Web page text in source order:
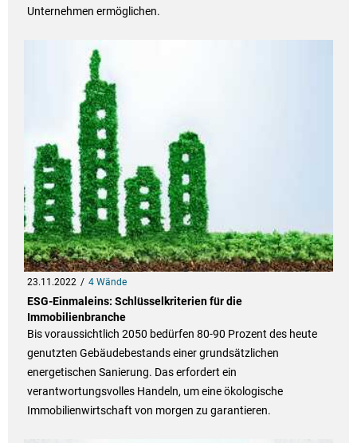
Unternehmen ermöglichen.
23.11.2022 4 Wände
ESG-Einmaleins: Schlüsselkriterien für die
Immobilienbranche
Bis voraussichtlich 2050 bedürfen 80-90 Prozent des heute
genutzten Gebäudebestands einer grundsätzlichen
energetischen Sanierung. Das erfordert ein
verantwortungsvolles Handeln, um eine ökologische
Immobilienwirtschaft von morgen zu garantieren.